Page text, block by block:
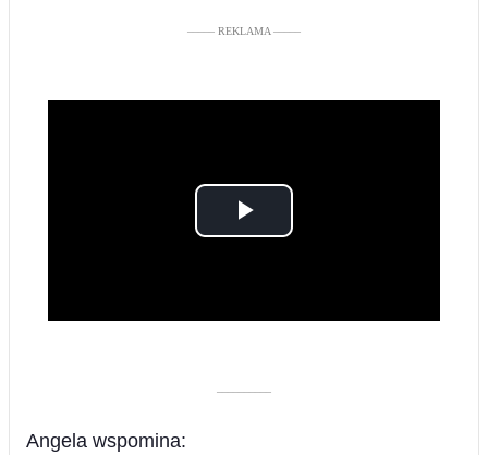
––––– REKLAMA –––––
Play
––––––––––
Angela wspomina: